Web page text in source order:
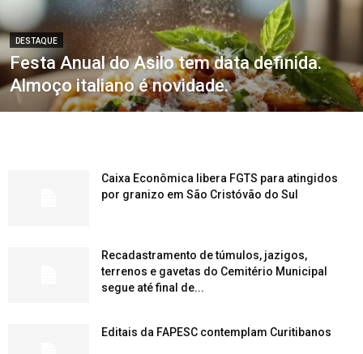
DESTAQUE
Festa Anual do Asilo tem data definida.
Almoço italiano é novidade.
Caixa Econômica libera FGTS para atingidos
por granizo em São Cristóvão do Sul
Recadastramento de túmulos, jazigos,
terrenos e gavetas do Cemitério Municipal
segue até final de...
Editais da FAPESC contemplam Curitibanos